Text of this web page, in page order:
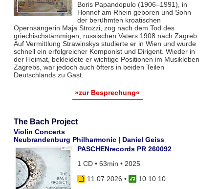
Boris Papandopulo (1906–1991), in
Honnef am Rhein geboren und Sohn
der berühmten kroatischen
Opernsängerin Maja Strozzi, zog nach dem Tod des
griechischstämmigen, russischen Vaters 1908 nach Zagreb.
Auf Vermittlung Strawinskys studierte er in Wien und wurde
schnell ein erfolgreicher Komponist und Dirigent. Wieder in
der Heimat, bekleidete er wichtige Positionen im Musikleben
Zagrebs, war jedoch auch öfters in beiden Teilen
Deutschlands zu Gast.
»zur Besprechung«
The Bach Project
Violin Concerts
Neubrandenburg Philharmonic | Daniel Geiss
PASCHENrecords PR 260092
1 CD • 63min • 2025
11.07.2026 •
10 10 10